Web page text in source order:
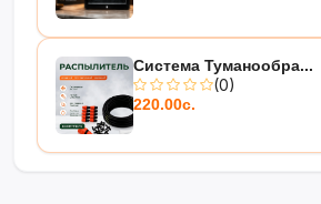
Система Туманообра...
(0)
220.00с.